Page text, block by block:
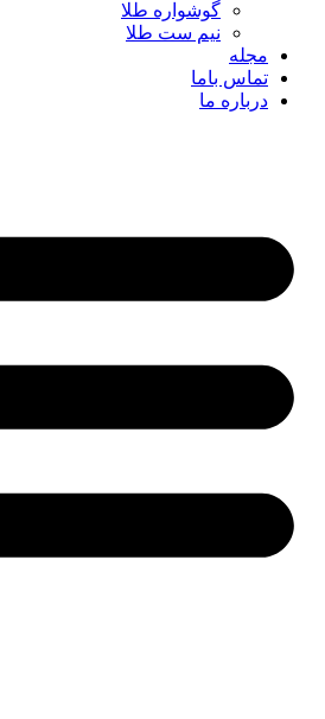
گوشواره طلا
نیم ست طلا
مجله
تماس باما
درباره ما